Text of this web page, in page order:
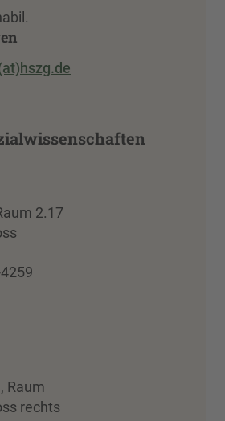
2.17
Raum
rechts